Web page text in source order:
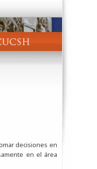
decisiones en
en el área